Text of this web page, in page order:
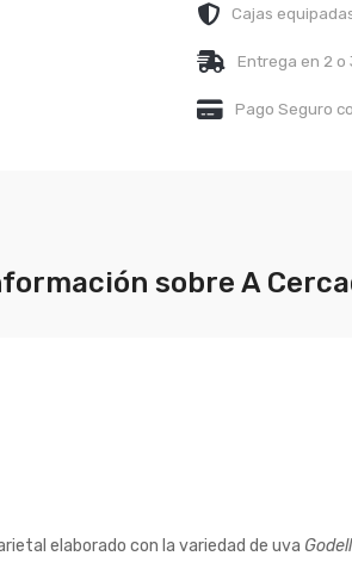
Cajas
Entrega en 2 o
Pago Seguro
sobre A
elaborado con la variedad de uva